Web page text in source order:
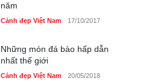
năm
Cảnh đẹp Việt Nam 17/10/2017
Những món đá bào hấp dẫn
nhất thế giới
Cảnh đẹp Việt Nam 20/05/2018